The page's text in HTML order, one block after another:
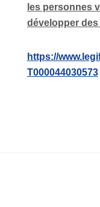
les personnes
développer
https://
T000044030573